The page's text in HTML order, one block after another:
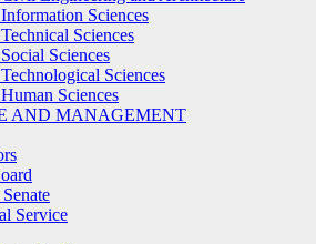
Sciences
Sciences
Sciences
Sciences
Sciences
AND MANAGEMENT
Service